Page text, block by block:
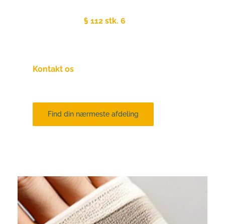
§ 112 stk. 6
Kontakt os
Find din nærmeste afdeling